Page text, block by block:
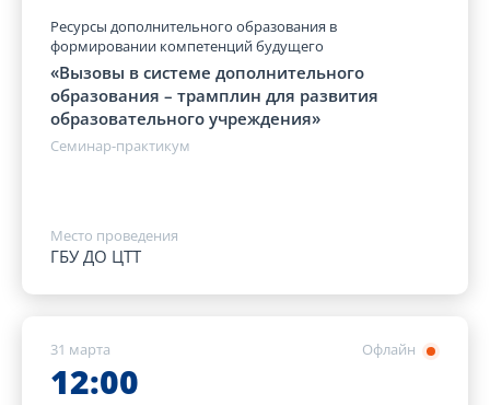
Ресурсы дополнительного образования в
формировании компетенций будущего
«Вызовы в системе дополнительного
образования – трамплин для развития
образовательного учреждения»
Семинар-практикум
Место проведения
ГБУ ДО ЦТТ
Офлайн
31 марта
12:00